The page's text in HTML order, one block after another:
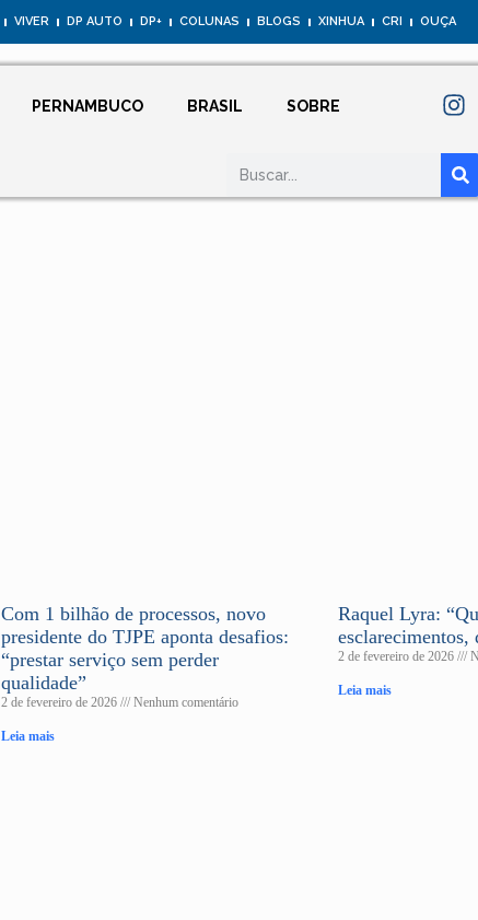
VIVER DP AUTO DP+ COLUNAS BLOGS XINHUA CRI OUÇA
PERNAMBUCO BRASIL SOBRE
Com 1 bilhão de processos, novo
presidente do TJPE aponta desafios:
“prestar serviço sem perder
qualidade”
2 de fevereiro de 2026 Nenhum comentário
Leia mais
Raquel Lyra:
esclarecimentos,
2 de fevereiro de 2026
Leia mais